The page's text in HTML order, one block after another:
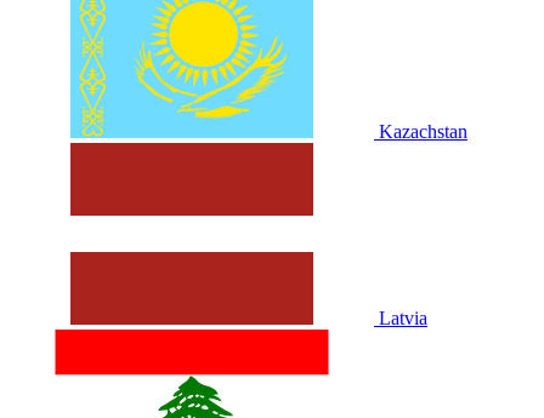
Kazachstan
Latvia